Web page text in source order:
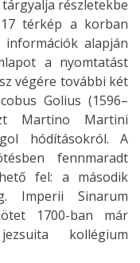
részletekbe
térkép a korban
alapján
a nyomtatást
végére további két
Golius (1596–
Martino Martini
hódításokról. A
fennmaradt
fel: a második
Imperii Sinarum
1700-ban már
kollégium